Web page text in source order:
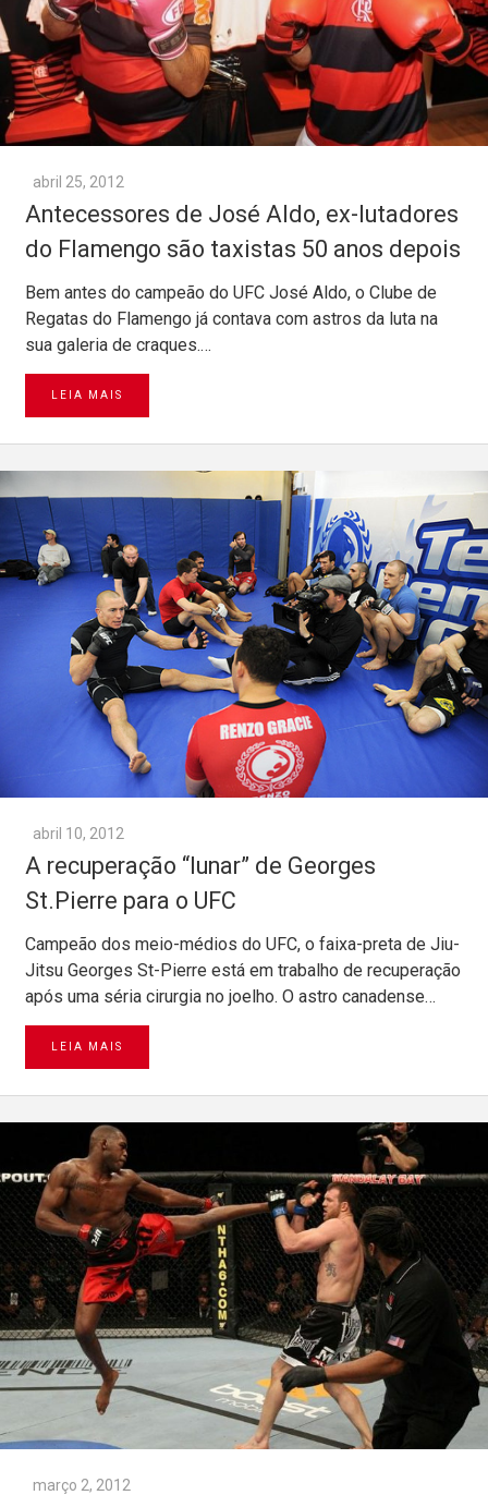
abril 25, 2012
Antecessores de José Aldo, ex-lutadores
do Flamengo são taxistas 50 anos depois
Bem antes do campeão do UFC José Aldo, o Clube de
Regatas do Flamengo já contava com astros da luta na
sua galeria de craques.…
LEIA MAIS
abril 10, 2012
A recuperação “lunar” de Georges
St.Pierre para o UFC
Campeão dos meio-médios do UFC, o faixa-preta de Jiu-
Jitsu Georges St-Pierre está em trabalho de recuperação
após uma séria cirurgia no joelho. O astro canadense…
LEIA MAIS
março 2, 2012